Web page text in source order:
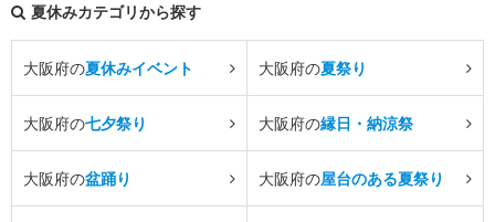
夏休みカテゴリから探す
大阪府の夏休みイベント 大阪府の夏祭り
大阪府の七夕祭り 大阪府の縁日・納涼祭
大阪府の盆踊り 大阪府の屋台のある夏祭り